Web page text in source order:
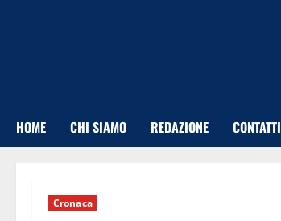
HOME CHI SIAMO REDAZIONE CONTATTI
Cronaca